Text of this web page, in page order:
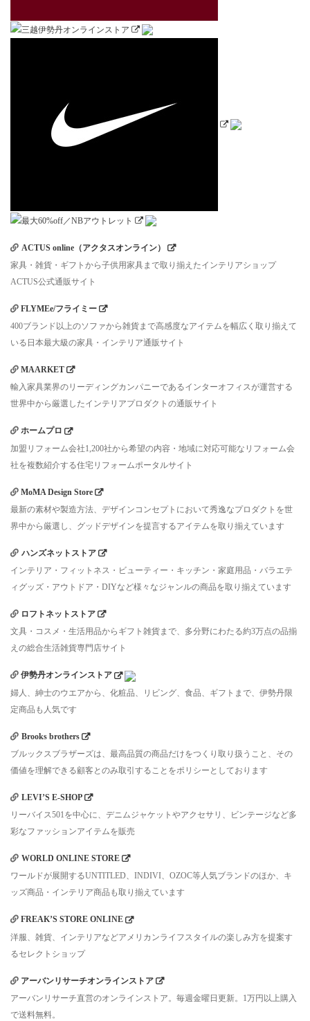
ACTUS online（アクタスオンライン）
家具・雑貨・ギフトから子供用家具まで取り揃えたインテリアショップ
ACTUS公式通販サイト
FLYMEe/フライミー
400ブランド以上のソファから雑貨まで高感度なアイテムを幅広く取り揃えて
いる日本最大級の家具・インテリア通販サイト
MAARKET
輸入家具業界のリーディングカンパニーであるインターオフィスが運営する
世界中から厳選したインテリアプロダクトの通販サイト
ホームプロ
加盟リフォーム会社1,200社から希望の内容・地域に対応可能なリフォーム会
社を複数紹介する住宅リフォームポータルサイト
MoMA Design Store
最新の素材や製造方法、デザインコンセプトにおいて秀逸なプロダクトを世
界中から厳選し、グッドデザインを提言するアイテムを取り揃えています
ハンズネットストア
インテリア・フィットネス・ビューティー・キッチン・家庭用品・バラエテ
ィグッズ・アウトドア・DIYなど様々なジャンルの商品を取り揃えています
ロフトネットストア
文具・コスメ・生活用品からギフト雑貨まで、多分野にわたる約3万点の品揃
えの総合生活雑貨専門店サイト
伊勢丹オンラインストア
婦人、紳士のウエアから、化粧品、リビング、食品、ギフトまで、伊勢丹限
定商品も人気です
Brooks brothers
ブルックスブラザーズは、最高品質の商品だけをつくり取り扱うこと、その
価値を理解できる顧客とのみ取引することをポリシーとしております
LEVI’S E-SHOP
リーバイス501を中心に、デニムジャケットやアクセサリ、ビンテージなど多
彩なファッションアイテムを販売
WORLD ONLINE STORE
ワールドが展開するUNTITLED、INDIVI、OZOC等人気ブランドのほか、キ
ッズ商品・インテリア商品も取り揃えています
FREAK’S STORE ONLINE
洋服、雑貨、インテリアなどアメリカンライフスタイルの楽しみ方を提案す
るセレクトショップ
アーバンリサーチオンラインストア
アーバンリサーチ直営のオンラインストア。毎週金曜日更新。1万円以上購入
で送料無料。